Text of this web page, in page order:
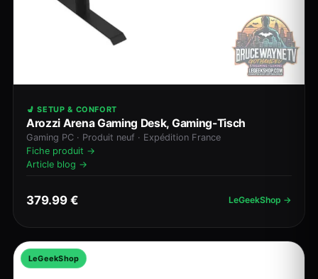
💺 SETUP & CONFORT
Arozzi Arena Gaming Desk, Gaming-Tisch
Gaming PC · Produit neuf · Expédition France
Fiche produit →
Article blog →
379.99 € LeGeekShop →
LeGeekShop